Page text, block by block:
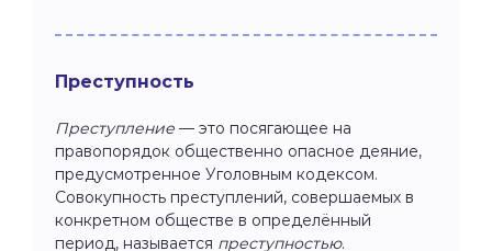
Преступность
Преступление — это посягающее на
правопорядок общественно опасное деяние,
предусмотренное Уголовным кодексом.
Совокупность преступлений, совершаемых в
конкретном обществе в определённый
период, называется преступностью.